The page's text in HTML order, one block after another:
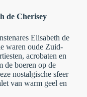
de Cherisey
Elisabeth de
waren oude Zuid-
acrobaten en
de boeren op de
nostalgische sfeer
van warm geel en